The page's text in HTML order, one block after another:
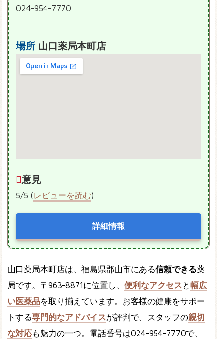
024-954-7770
場所 山口薬局本町店
意見
5/5 (レビューを読む)
詳細情報
山口薬局本町店は、福島県郡山市にある信頼できる薬
局です。〒963-8871に位置し、 便利なアクセス と幅広
い医薬品を取り揃えています。お客様の健康をサポー
トする専門的なアドバイスが評判で、スタッフの親切
な対応も魅力の一つ。電話番号は024-954-7770で、